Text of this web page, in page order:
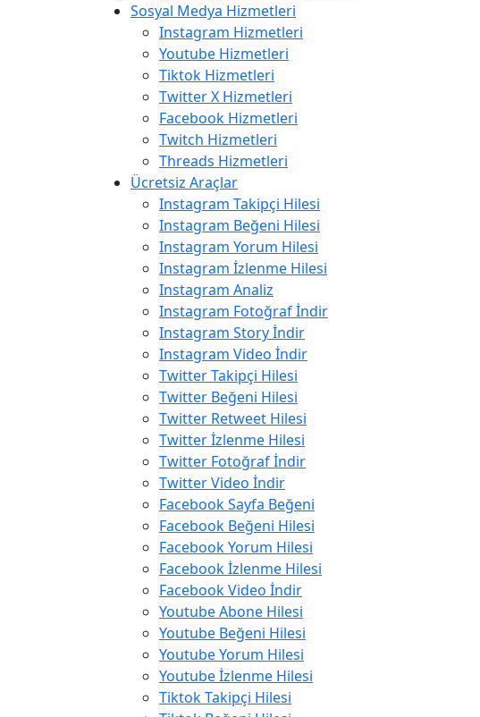
Sosyal Medya Hizmetleri
Instagram Hizmetleri
Youtube Hizmetleri
Tiktok Hizmetleri
Twitter X Hizmetleri
Facebook Hizmetleri
Twitch Hizmetleri
Threads Hizmetleri
Ücretsiz Araçlar
Instagram Takipçi Hilesi
Instagram Beğeni Hilesi
Instagram Yorum Hilesi
Instagram İzlenme Hilesi
Instagram Analiz
Instagram Fotoğraf İndir
Instagram Story İndir
Instagram Video İndir
Twitter Takipçi Hilesi
Twitter Beğeni Hilesi
Twitter Retweet Hilesi
Twitter İzlenme Hilesi
Twitter Fotoğraf İndir
Twitter Video İndir
Facebook Sayfa Beğeni
Facebook Beğeni Hilesi
Facebook Yorum Hilesi
Facebook İzlenme Hilesi
Facebook Video İndir
Youtube Abone Hilesi
Youtube Beğeni Hilesi
Youtube Yorum Hilesi
Youtube İzlenme Hilesi
Tiktok Takipçi Hilesi